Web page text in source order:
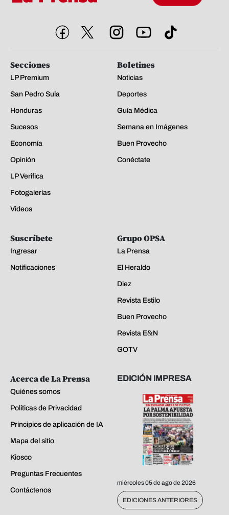
Secciones
LP Premium
San Pedro Sula
Honduras
Sucesos
Economía
Opinión
LP Verifica
Fotogalerías
Videos
Boletines
Noticias
Deportes
Guía Médica
Semana en Imágenes
Buen Provecho
Conéctate
Suscríbete
Ingresar
Notificaciones
Grupo OPSA
La Prensa
El Heraldo
Diez
Revista Estilo
Buen Provecho
Revista E&N
GOTV
Acerca de La Prensa
Quiénes somos
Políticas de Privacidad
Principios de aplicación de IA
Mapa del sitio
Kiosco
Preguntas Frecuentes
Contáctenos
EDICIÓN IMPRESA
miércoles 05 de ago de 2026
EDICIONES ANTERIORES